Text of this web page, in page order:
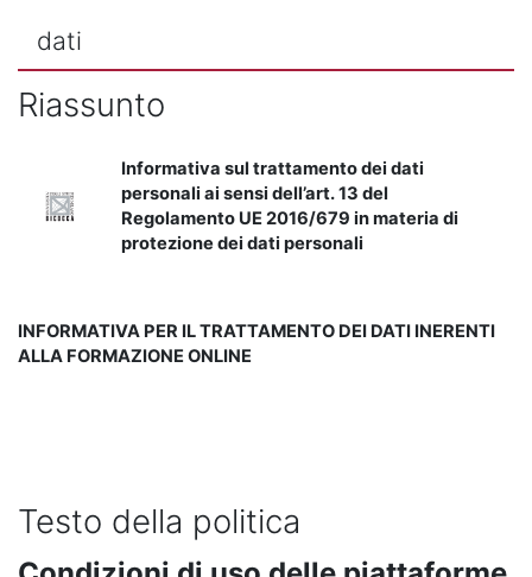
dati
Riassunto
Informativa sul trattamento dei dati
personali ai sensi dell’art. 13 del
Regolamento UE 2016/679 in materia di
protezione dei dati personali
INFORMATIVA PER IL TRATTAMENTO DEI DATI INERENTI
ALLA FORMAZIONE ONLINE
Testo della politica